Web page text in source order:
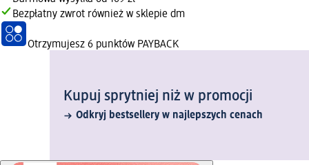
Bezpłatny zwrot również w sklepie dm
Otrzymujesz 6 punktów PAYBACK
Kupuj sprytniej niż w promocji
Odkryj bestsellery w najlepszych cenach